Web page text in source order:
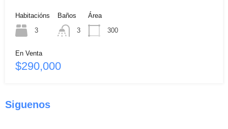
Habitacións
3
Baños
3
Área
300
En Venta
$290,000
Siguenos